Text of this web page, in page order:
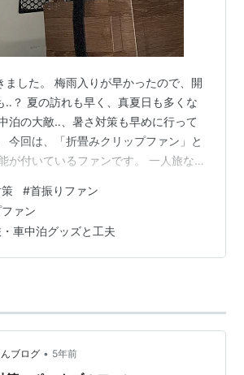
ました。 梅雨入りが早かったので、開
‥？ 夏の訪れも早く、真夏日も多くな
泊の大敵‥、暑さ対策も早めに行って
今回は、「折畳みクリップファン」と
が付いているファンです。 一人旅なら
がベストです。 車内に設置した様子で
下側に赤いテープを貼っている部分が
。このボタン１つで､低速、中速、高
をさせることができます。 スイッチボ
速：青と、暗…
#首振りファン
ァン
車中泊グッズと工夫
ブログ • 5年前